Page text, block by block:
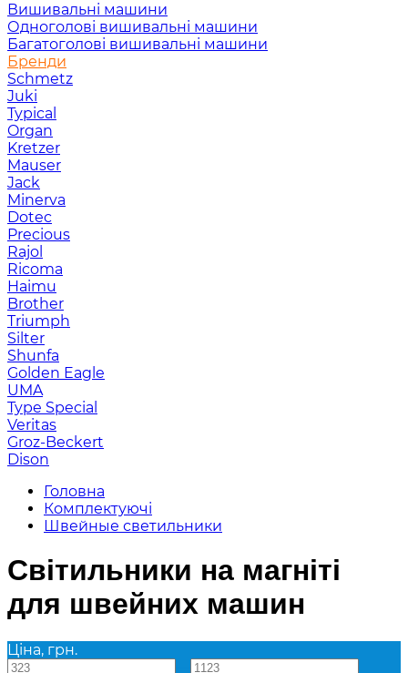
Вишивальні машини
Одноголові вишивальні машини
Багатоголові вишивальні машини
Бренди
Schmetz
Juki
Typical
Organ
Kretzer
Mauser
Jack
Minerva
Dotec
Precious
Rajol
Ricoma
Haimu
Brother
Triumph
Silter
Shunfa
Golden Eagle
UMA
Type Special
Veritas
Groz-Beckert
Dison
Головна
Комплектуючі
Швейные светильники
Світильники на магніті
для швейних машин
Ціна, грн.